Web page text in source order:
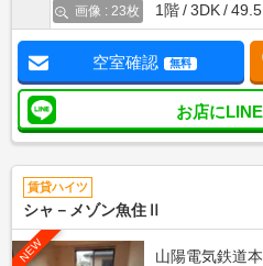
画像 : 23枚
1階
3DK 49.5
空室確認 無料
お店に
賃貸ハイツ
シャ－メゾン魚住Ⅱ
NEW
山陽電気鉄道